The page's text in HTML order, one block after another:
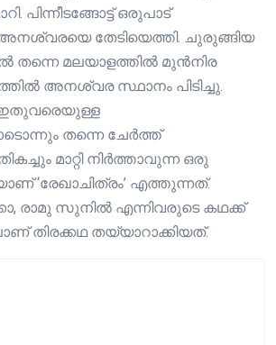
പിന്നീടങ്ങോട്ട് ഒരുപാട്
തേടിയെത്തി. ചുരുങ്ങിയ
തന്നെ മലയാളത്തിൽ മുൻനിര
അനശ്വര സ്ഥാനം പിടിച്ചു.
തന്നെ ചേർത്ത്
മാറ്റി നിർത്താവുന്ന ഒരു
‘രേഖാചിത്രം’ എത്തുന്നത്.
രാമു സുനിൽ എന്നിവരുടെ കഥക്ക്
തിരക്കഥ തയ്യാറാക്കിയത്.